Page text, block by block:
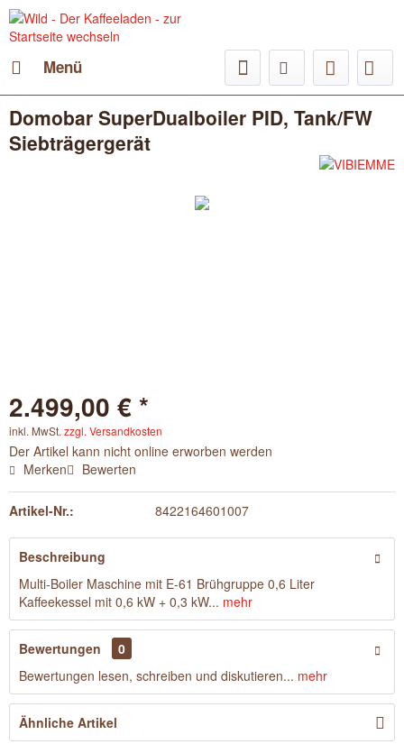
Menü
Domobar SuperDualboiler PID, Tank/FW
Siebträgergerät
2.499,00 € *
inkl. MwSt. zzgl. Versandkosten
Der Artikel kann nicht online erworben werden
Merken
Bewerten
Artikel-Nr.: 8422164601007
Beschreibung
Multi-Boiler Maschine mit E-61 Brühgruppe 0,6 Liter
Kaffeekessel mit 0,6 kW + 0,3 kW... mehr
Bewertungen
0
Bewertungen lesen, schreiben und diskutieren... mehr
Ähnliche Artikel